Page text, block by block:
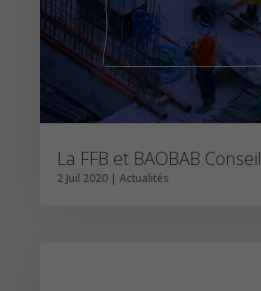
La FFB et BAOBAB Conseil
2 Juil 2020| Actualités